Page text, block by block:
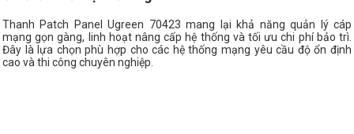
Thanh Patch Panel Ugreen 70423 mang lại khả năng quản lý cáp
mạng gọn gàng, linh hoạt nâng cấp hệ thống và tối ưu chi phí bảo trì.
Đây là lựa chọn phù hợp cho các hệ thống mạng yêu cầu độ ổn định
cao và thi công chuyên nghiệp.